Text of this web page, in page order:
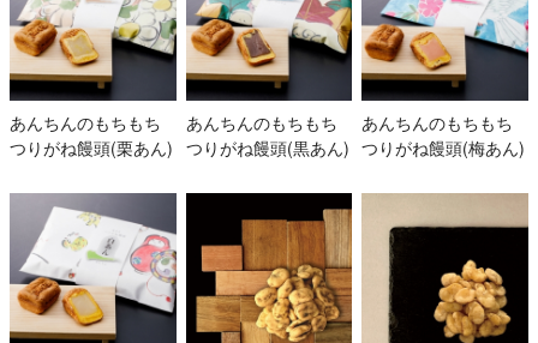
あんちんのもちもち
つりがね饅頭(栗あん)
あんちんのもちもち
つりがね饅頭(黒あん)
あんちんのもちもち
つりがね饅頭(梅あん)